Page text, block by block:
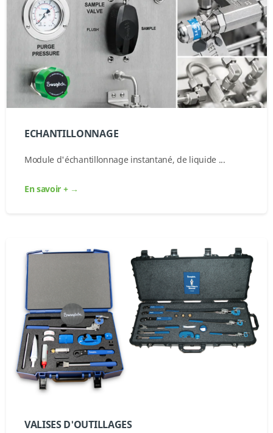
ECHANTILLONNAGE
Module d'échantillonnage instantané, de liquide ...
En savoir + →
VALISES D'OUTILLAGES